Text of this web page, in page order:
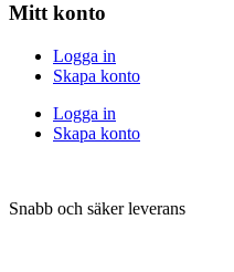
Mitt konto
Logga in
Skapa konto
Logga in
Skapa konto
Snabb och säker leverans